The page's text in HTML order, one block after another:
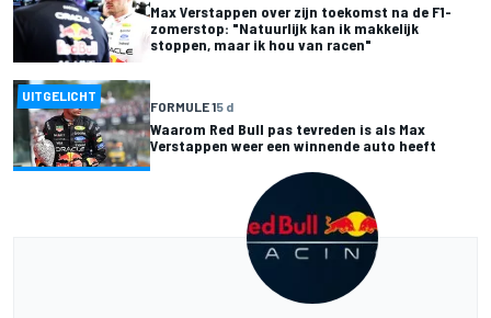
Max Verstappen over zijn toekomst na de F1-
zomerstop: "Natuurlijk kan ik makkelijk
stoppen, maar ik hou van racen"
UITGELICHT
FORMULE 15 d
Waarom Red Bull pas tevreden is als Max
Verstappen weer een winnende auto heeft